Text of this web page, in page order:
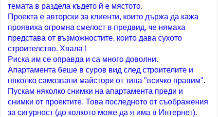
темата в раздела където й е мястото.
Проекта е авторски за клиенти, които държа да кажа
проявиха огромна смелост в предвид, че нямаха
представа от възможностите, които дава сухото
строителство. Хвала !
Риска им се оправда и са много доволни.
Апартамента беше в суров вид след строителите и
няколко самозвани майстори от типа "всичко правим".
Пускам няколко снимки на апартамента преди и
снимки от проектите. Това последното от съображения
за сигурност (до колкото може да я има в Интернет).